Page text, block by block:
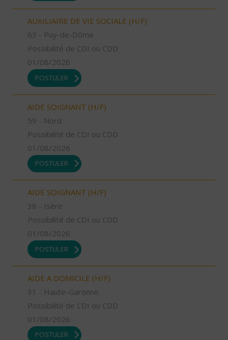
AUXILIAIRE DE VIE SOCIALE (H/F)
63 - Puy-de-Dôme
Possibilité de CDI ou CDD
01/08/2026
POSTULER
AIDE SOIGNANT (H/F)
59 - Nord
Possibilité de CDI ou CDD
01/08/2026
POSTULER
AIDE SOIGNANT (H/F)
38 - Isère
Possibilité de CDI ou CDD
01/08/2026
POSTULER
AIDE A DOMICILE (H/F)
31 - Haute-Garonne
Possibilité de CDI ou CDD
01/08/2026
POSTULER